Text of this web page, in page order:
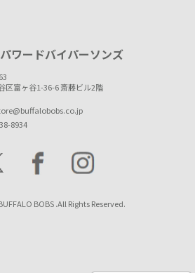
ワードバイパーソンズ
区富ヶ谷1-36-6 斎藤ビル2階
8934
BOBS .All Rights Reserved.